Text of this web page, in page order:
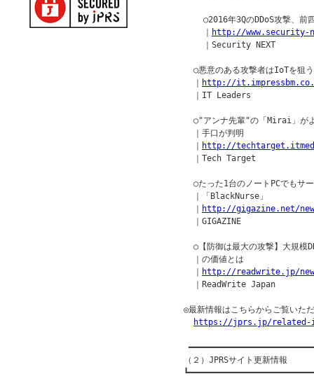
○2016年3QのDDoS攻撃、前
http://www.security-
    ｜Security NEXT
○悪意のある攻撃者はIoTを狙
http://
  ｜IT Leaders
○"アンナ先輩"の「Mirai」が
  ｜手口が判明
http://
  ｜Tech Target
○たった1台のノートPCでもサ
  ｜「BlackNurse」
http://gigazine.net/
  ｜GIGAZINE
○【防御は最大の攻撃】大規模
  ｜の価値とは
http://readwrite.jp/
  ｜ReadWrite Japan
◎最新情報はこちらからご覧いた
https://jprs.jp/related-
（２）JPRSサイト更新情報